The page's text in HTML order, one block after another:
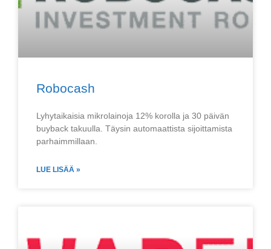
Robocash
Lyhytaikaisia mikrolainoja 12% korolla ja 30 päivän
buyback takuulla. Täysin automaattista sijoittamista
parhaimmillaan.
LUE LISÄÄ »